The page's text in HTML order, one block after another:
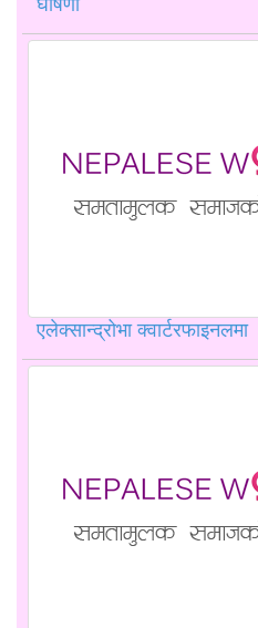
एलेक्सान्द्रोभा क्वार्टरफाइनलमा